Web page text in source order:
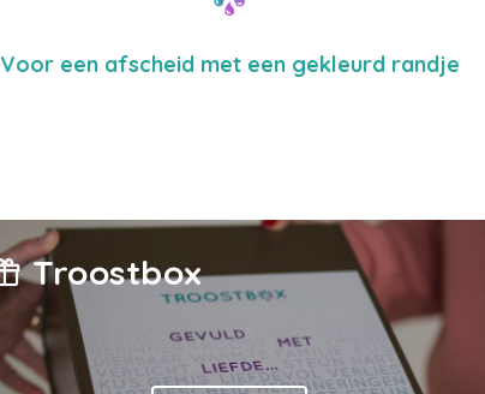
Voor een afscheid met een gekleurd randje
Troostbox